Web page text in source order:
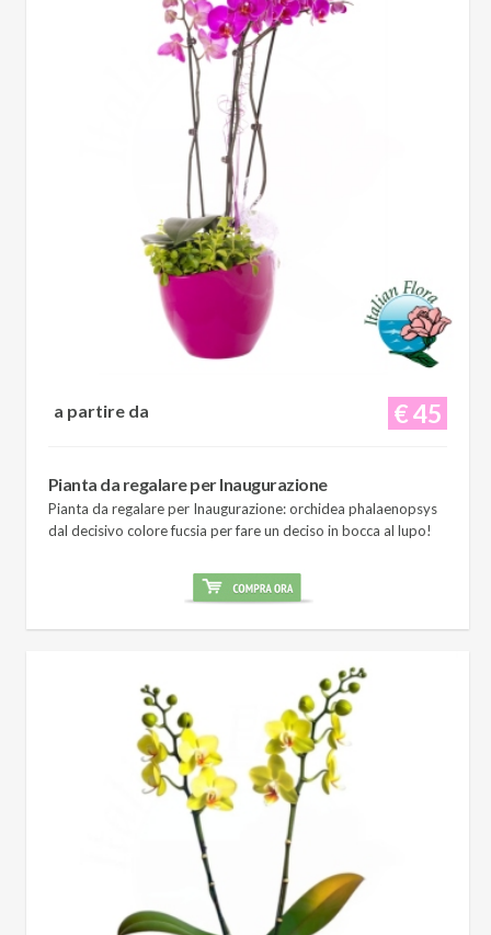
€ 45
a partire da
Pianta da regalare per Inaugurazione
Pianta da regalare per Inaugurazione: orchidea phalaenopsys
dal decisivo colore fucsia per fare un deciso in bocca al lupo!